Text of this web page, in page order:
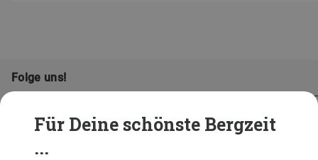
Für Deine schönste Bergzeit
...
Folge uns!